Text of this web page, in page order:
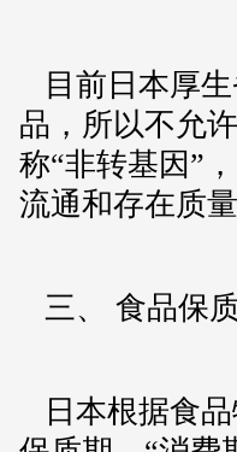
目前日本厚
品，所以不允
称“非转基因”
流通和存在质
三、 食品保
日本根据食品